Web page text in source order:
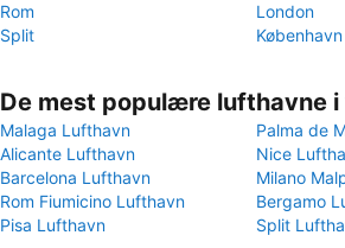
Rom
London
Split
København
De mest populære lufthavne i
Malaga Lufthavn
Palma de
Alicante Lufthavn
Nice
Barcelona Lufthavn
Milano
Rom Fiumicino Lufthavn
Bergamo
Pisa Lufthavn
Split